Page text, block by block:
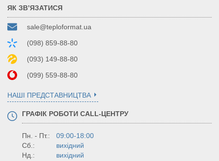
ЯК ЗВ’ЯЗАТИСЯ
sale@teploformat.ua
(098) 859-88-80
(093) 149-88-80
(099) 559-88-80
НАШІ ПРЕДСТАВНИЦТВА
ГРАФІК РОБОТИ CALL-ЦЕНТРУ
Пн. - Пт.:
09:00-18:00
Сб.:
вихідний
Нд.:
вихідний